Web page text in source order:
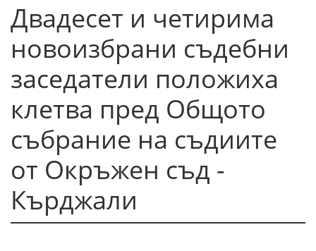
Двадесет и четирима
новоизбрани съдебни
заседатели положиха
клетва пред Общото
събрание на съдиите
от Окръжен съд -
Кърджали